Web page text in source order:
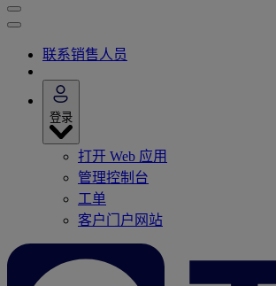
联系销售人员
登录
打开 Web 应用
管理控制台
工单
客户门户网站